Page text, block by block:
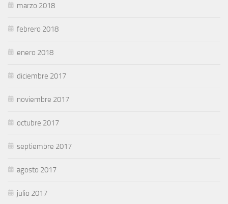
marzo 2018
febrero 2018
enero 2018
diciembre 2017
noviembre 2017
octubre 2017
septiembre 2017
agosto 2017
julio 2017